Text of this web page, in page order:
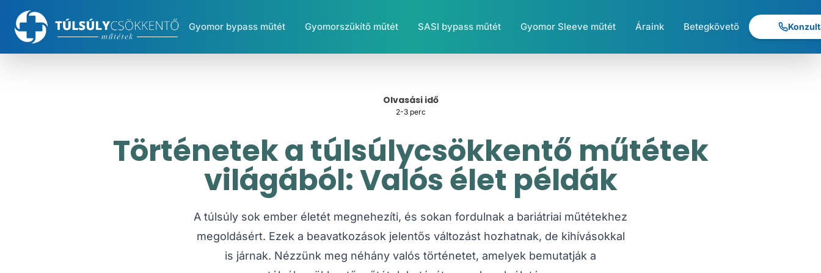
Gyomor bypass műtét Gyomorszűkítő műtét SASI bypass műtét Gyomor Sleeve műtét Áraink Betegkövető
Olvasási idő
2-3 perc
Történetek a túlsúlycsökkentő műtétek
világából: Valós élet példák
A túlsúly sok ember életét megnehezíti, és sokan fordulnak a bariátriai műtétekhez
megoldásért. Ezek a beavatkozások jelentős változást hozhatnak, de kihívásokkal
is járnak. Nézzünk meg néhány valós történetet, amelyek bemutatják a